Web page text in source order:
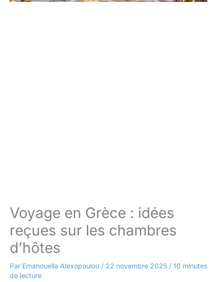
Voyage en Grèce : idées
reçues sur les chambres
d’hôtes
Par Emanouella Alexopoulou / 22 novembre 2025 / 10 minutes
de lecture